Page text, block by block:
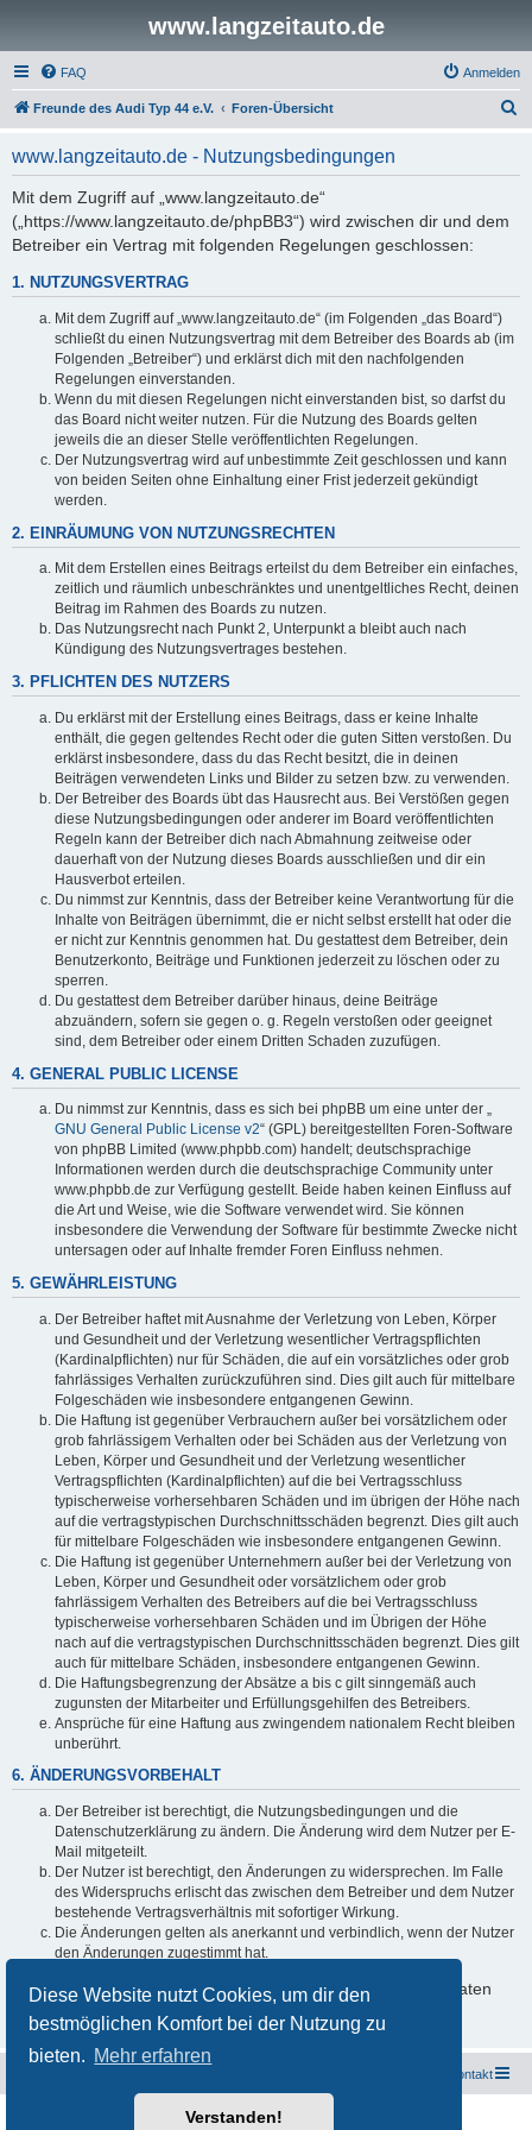
Diese Website nutzt Cookies, um dir den
bestmöglichen Komfort bei der Nutzung zu
bieten. Mehr erfahren
Verstanden!
www.langzeitauto.de
FAQ Anmelden
Freunde des Audi Typ 44 e.V. Foren-Übersicht
www.langzeitauto.de - Nutzungsbedingungen
Mit dem Zugriff auf „www.langzeitauto.de“
(„https://www.langzeitauto.de/phpBB3“) wird zwischen dir und dem
Betreiber ein Vertrag mit folgenden Regelungen geschlossen:
1. NUTZUNGSVERTRAG
Mit dem Zugriff auf „www.langzeitauto.de“ (im Folgenden „das Board“)
schließt du einen Nutzungsvertrag mit dem Betreiber des Boards ab (im
Folgenden „Betreiber“) und erklärst dich mit den nachfolgenden
Regelungen einverstanden.
Wenn du mit diesen Regelungen nicht einverstanden bist, so darfst du
das Board nicht weiter nutzen. Für die Nutzung des Boards gelten
jeweils die an dieser Stelle veröffentlichten Regelungen.
Der Nutzungsvertrag wird auf unbestimmte Zeit geschlossen und kann
von beiden Seiten ohne Einhaltung einer Frist jederzeit gekündigt
werden.
2. EINRÄUMUNG VON NUTZUNGSRECHTEN
Mit dem Erstellen eines Beitrags erteilst du dem Betreiber ein einfaches,
zeitlich und räumlich unbeschränktes und unentgeltliches Recht, deinen
Beitrag im Rahmen des Boards zu nutzen.
Das Nutzungsrecht nach Punkt 2, Unterpunkt a bleibt auch nach
Kündigung des Nutzungsvertrages bestehen.
3. PFLICHTEN DES NUTZERS
Du erklärst mit der Erstellung eines Beitrags, dass er keine Inhalte
enthält, die gegen geltendes Recht oder die guten Sitten verstoßen. Du
erklärst insbesondere, dass du das Recht besitzt, die in deinen
Beiträgen verwendeten Links und Bilder zu setzen bzw. zu verwenden.
Der Betreiber des Boards übt das Hausrecht aus. Bei Verstößen gegen
diese Nutzungsbedingungen oder anderer im Board veröffentlichten
Regeln kann der Betreiber dich nach Abmahnung zeitweise oder
dauerhaft von der Nutzung dieses Boards ausschließen und dir ein
Hausverbot erteilen.
Du nimmst zur Kenntnis, dass der Betreiber keine Verantwortung für die
Inhalte von Beiträgen übernimmt, die er nicht selbst erstellt hat oder die
er nicht zur Kenntnis genommen hat. Du gestattest dem Betreiber, dein
Benutzerkonto, Beiträge und Funktionen jederzeit zu löschen oder zu
sperren.
Du gestattest dem Betreiber darüber hinaus, deine Beiträge
abzuändern, sofern sie gegen o. g. Regeln verstoßen oder geeignet
sind, dem Betreiber oder einem Dritten Schaden zuzufügen.
4. GENERAL PUBLIC LICENSE
Du nimmst zur Kenntnis, dass es sich bei phpBB um eine unter der „
GNU General Public License v2“ (GPL) bereitgestellten Foren-Software
von phpBB Limited (www.phpbb.com) handelt; deutschsprachige
Informationen werden durch die deutschsprachige Community unter
www.phpbb.de zur Verfügung gestellt. Beide haben keinen Einfluss auf
die Art und Weise, wie die Software verwendet wird. Sie können
insbesondere die Verwendung der Software für bestimmte Zwecke nicht
untersagen oder auf Inhalte fremder Foren Einfluss nehmen.
5. GEWÄHRLEISTUNG
Der Betreiber haftet mit Ausnahme der Verletzung von Leben, Körper
und Gesundheit und der Verletzung wesentlicher Vertragspflichten
(Kardinalpflichten) nur für Schäden, die auf ein vorsätzliches oder grob
fahrlässiges Verhalten zurückzuführen sind. Dies gilt auch für mittelbare
Folgeschäden wie insbesondere entgangenen Gewinn.
Die Haftung ist gegenüber Verbrauchern außer bei vorsätzlichem oder
grob fahrlässigem Verhalten oder bei Schäden aus der Verletzung von
Leben, Körper und Gesundheit und der Verletzung wesentlicher
Vertragspflichten (Kardinalpflichten) auf die bei Vertragsschluss
typischerweise vorhersehbaren Schäden und im übrigen der Höhe nach
auf die vertragstypischen Durchschnittsschäden begrenzt. Dies gilt auch
für mittelbare Folgeschäden wie insbesondere entgangenen Gewinn.
Die Haftung ist gegenüber Unternehmern außer bei der Verletzung von
Leben, Körper und Gesundheit oder vorsätzlichem oder grob
fahrlässigem Verhalten des Betreibers auf die bei Vertragsschluss
typischerweise vorhersehbaren Schäden und im Übrigen der Höhe
nach auf die vertragstypischen Durchschnittsschäden begrenzt. Dies gilt
auch für mittelbare Schäden, insbesondere entgangenen Gewinn.
Die Haftungsbegrenzung der Absätze a bis c gilt sinngemäß auch
zugunsten der Mitarbeiter und Erfüllungsgehilfen des Betreibers.
Ansprüche für eine Haftung aus zwingendem nationalem Recht bleiben
unberührt.
6. ÄNDERUNGSVORBEHALT
Der Betreiber ist berechtigt, die Nutzungsbedingungen und die
Datenschutzerklärung zu ändern. Die Änderung wird dem Nutzer per E-
Mail mitgeteilt.
Der Nutzer ist berechtigt, den Änderungen zu widersprechen. Im Falle
des Widerspruchs erlischt das zwischen dem Betreiber und dem Nutzer
bestehende Vertragsverhältnis mit sofortiger Wirkung.
Die Änderungen gelten als anerkannt und verbindlich, wenn der Nutzer
den Änderungen zugestimmt hat.
Informationen über den Umgang mit deinen persönlichen Daten
sind in der Datenschutzerklärung enthalten.
Kontakt
phpBB® Forum Software © phpBB Limited